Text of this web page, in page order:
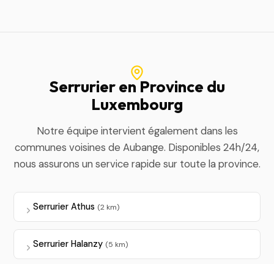
Serrurier en Province du
Luxembourg
Notre équipe intervient également dans les
communes voisines de Aubange. Disponibles 24h/24,
nous assurons un service rapide sur toute la province.
Serrurier Athus (2 km)
Serrurier Halanzy (5 km)